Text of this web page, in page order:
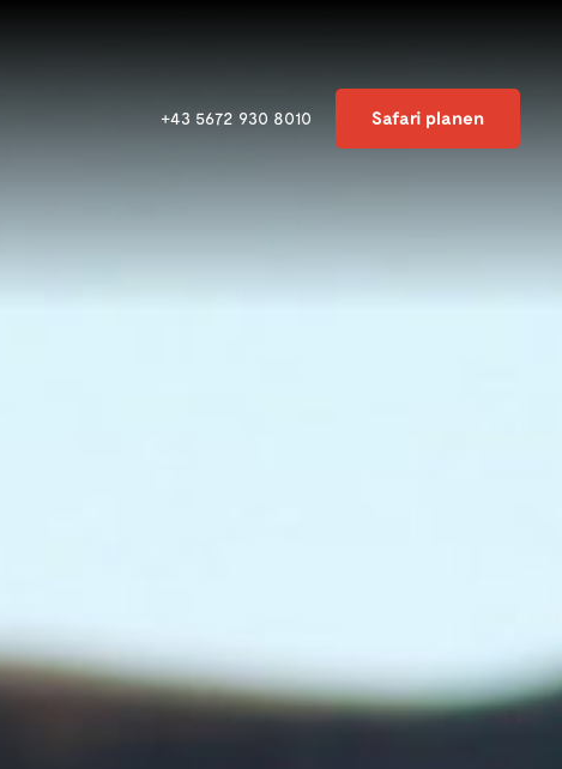
+43 5672 930 8010 Safari planen